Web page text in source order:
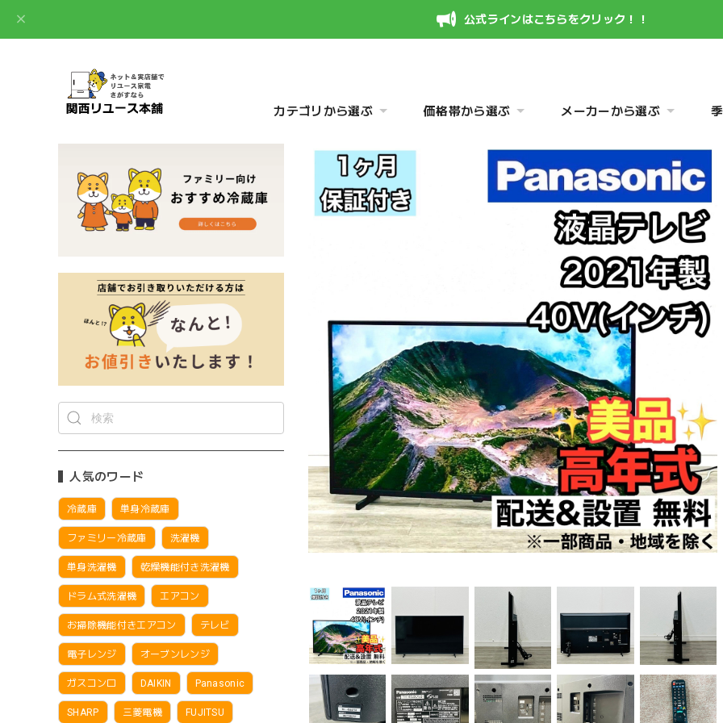
公式ラインはこちらをクリック！！
カテゴリから選ぶ 価格帯から選ぶ メーカーから選ぶ
人気のワード
冷蔵庫 単身冷蔵庫
ファミリー冷蔵庫 洗濯機
単身洗濯機 乾燥機能付き洗濯機
ドラム式洗濯機 エアコン
お掃除機能付きエアコン テレビ
電子レンジ オーブンレンジ
ガスコンロ DAIKIN Panasonic
SHARP 三菱電機 FUJITSU